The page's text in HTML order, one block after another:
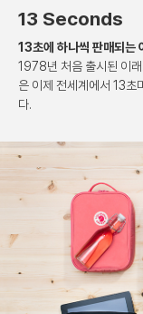
13 Seconds
13초에 하나씩 판매되는
1978년 처음 출시된 이
은 이제 전세계에서 13초
다.